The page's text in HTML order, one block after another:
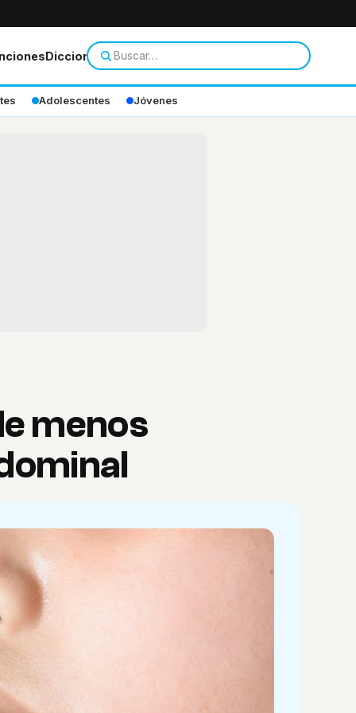
Diccionario
Adolescentes Jóvenes
menos